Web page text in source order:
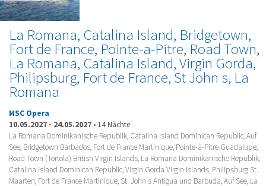
La Romana, Catalina Island, Bridgetown,
Fort de France, Pointe-a-Pitre, Road Town,
La Romana, Catalina Island, Virgin Gorda,
Philipsburg, Fort de France, St John s, La
Romana
MSC Opera
10.05.2027 - 24.05.2027 • 14 Nächte
La Romana Dominikanische Republik, Catalina Island Dominican Republic, Auf
See, Bridgetown Barbados, Fort de France Martinique, Pointe-à-Pitre Guadalupe,
Road Town (Tortola) British Virgin Islands, La Romana Dominikanische Republik,
Catalina Island Dominican Republic, Virgin Gorda Virgin Islands, Philipsburg St.
Maarten, Fort de France Martinique, St. John's Antigua und Barbuda, Auf See, La